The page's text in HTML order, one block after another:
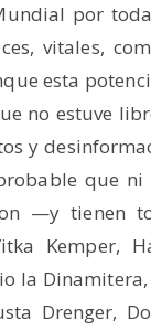
por
vitales,
esta
no estuve
y
que
—y tienen
Kemper,
la
Drenger,